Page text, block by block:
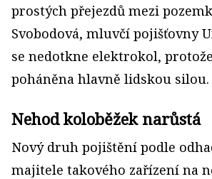
prostých přejezdů mezi
Svobodová, mluvčí pojišťovny
se nedotkne elektro­kol,
poháněna hlavně lidskou silou.
Nehod koloběžek narůstá
Nový druh pojištění podle
majitele takového zařízení na